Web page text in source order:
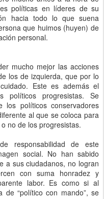
políticas en líderes de su
hacia todo lo que suena
que huimos (huyen) de
personal.
mucho mejor las acciones
los de izquierda, que por lo
Este es además el
políticos progresistas. Se
políticos conservadores
al que se coloca para
no de los progresistas.
responsabilidad de este
social. No han sabido
a sus ciudadanos, no logran
con suma honradez y
labor. Es como si al
de “político con mando”, se